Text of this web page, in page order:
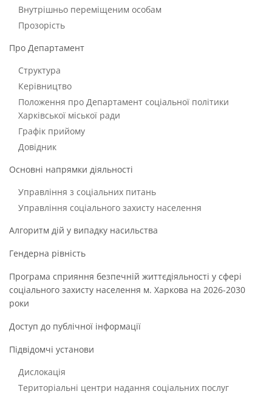
Внутрішньо переміщеним особам
Прозорість
Про Департамент
Структура
Керівництво
Положення про Департамент соціальної політики
Харківської міської ради
Графік прийому
Довідник
Основні напрямки діяльності
Управління з соціальних питань
Управління соціального захисту населення
Алгоритм дій у випадку насильства
Гендерна рівність
Програма сприяння безпечній життєдіяльності у сфері
соціального захисту населення м. Харкова на 2026-2030
роки
Доступ до публічної інформації
Підвідомчі установи
Дислокація
Територіальні центри надання соціальних послуг